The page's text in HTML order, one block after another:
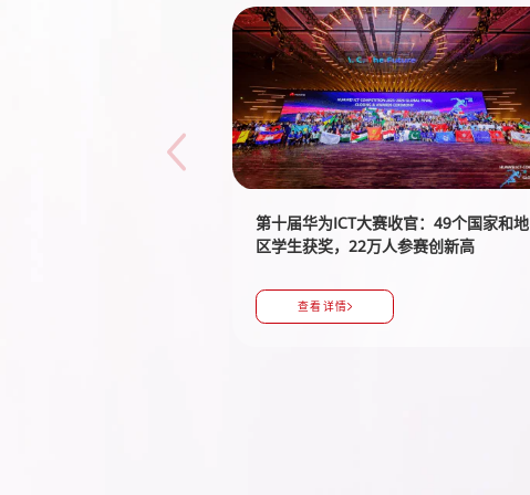
第十届华为ICT大赛收官：49个国家和地
区学生获奖，22万人参赛创新高
查看详情